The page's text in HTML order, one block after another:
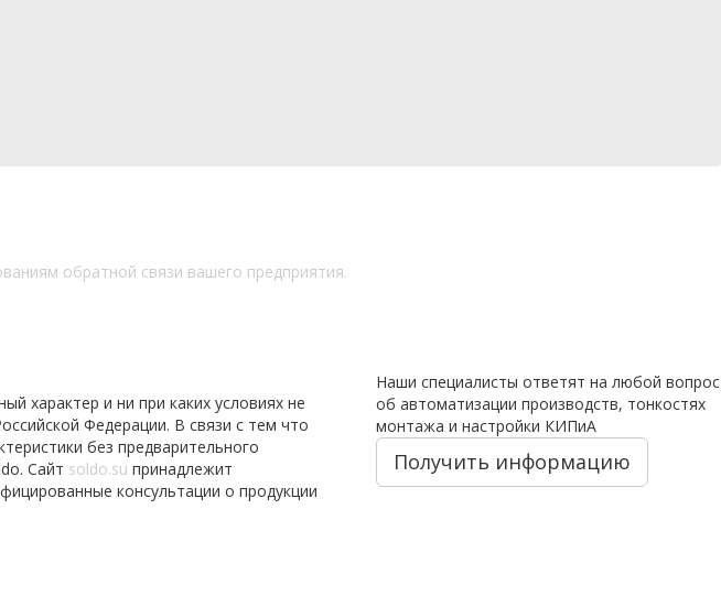
обратной связи вашего предприятия.
характер и ни при каких условиях не
Федерации. В связи с тем что
без предварительного
Сайт soldo.su принадлежит
консультации о продукции
Наши специалисты ответят на любой вопрос
об автоматизации производств, тонкостях
монтажа и настройки КИПиА
Получить информацию